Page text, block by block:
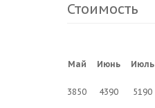
Стоимость
Май Июнь Июль
3850 4390 5190